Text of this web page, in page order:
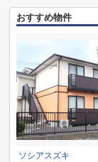
おすすめ物件
ソシアスズキ